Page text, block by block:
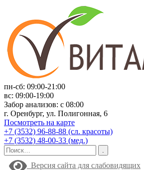
пн-сб: 09:00-21:00
вс: 09:00-19:00
Забор анализов: с 08:00
г. Оренбург, ул. Полигонная, 6
Посмотреть на карте
+7 (3532) 96-88-88 (сл. красоты)
+7 (3532) 48-00-33 (мед.)
Версия сайта для слабовидящих